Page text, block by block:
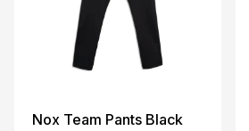
Nox Team Pants Black